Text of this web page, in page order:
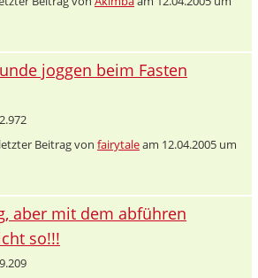
joggen beim Fasten
Beitrag von fairytaleam 12.04.2005 um
aber mit dem abführen
so!!!